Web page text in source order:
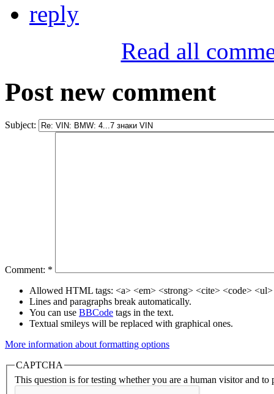
reply
Read all
Post new comment
Subject:
Comment: *
Allowed HTML tags: <a> <em> <strong> <cite> <code>
Lines and paragraphs break automatically.
You can use BBCode tags in the text.
Textual smileys will be replaced with graphical ones.
More information about formatting options
CAPTCHA
This question is for testing whether you are a human visitor and to